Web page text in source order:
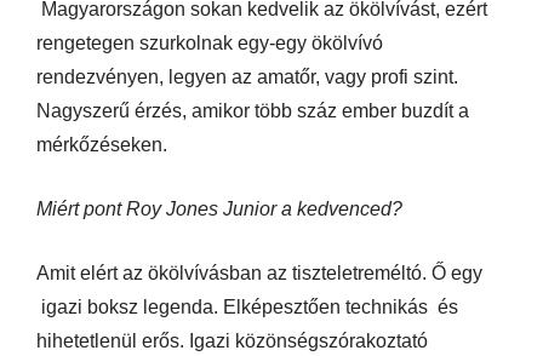
Magyarországon sokan kedvelik az ökölvívást, ezért
rengetegen szurkolnak egy-egy ökölvívó
rendezvényen, legyen az amatőr, vagy profi szint.
Nagyszerű érzés, amikor több száz ember buzdít a
mérkőzéseken.
Miért pont Roy Jones Junior a kedvenced?
Amit elért az ökölvívásban az tiszteletreméltó. Ő egy
igazi boksz legenda. Elképesztően technikás és
hihetetlenül erős. Igazi közönségszórakoztató